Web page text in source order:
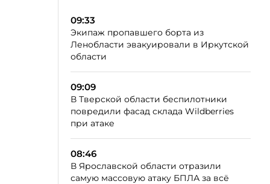
09:33
Экипаж пропавшего борта из
Ленобласти эвакуировали в Иркутской
области
09:09
В Тверской области беспилотники
повредили фасад склада Wildberries
при атаке
08:46
В Ярославской области отразили
самую массовую атаку БПЛА за всё